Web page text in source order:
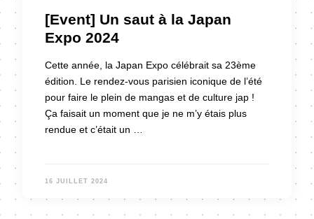
[Event] Un saut à la Japan
Expo 2024
Cette année, la Japan Expo célébrait sa 23ème
édition. Le rendez-vous parisien iconique de l’été
pour faire le plein de mangas et de culture jap !
Ça faisait un moment que je ne m’y étais plus
rendue et c’était un …
16 JUILLET 2024